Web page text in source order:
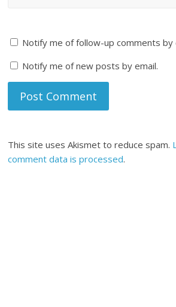
Notify me of follow-up comments by
Notify me of new posts by email.
This site uses Akismet to reduce spam.
comment data is processed.